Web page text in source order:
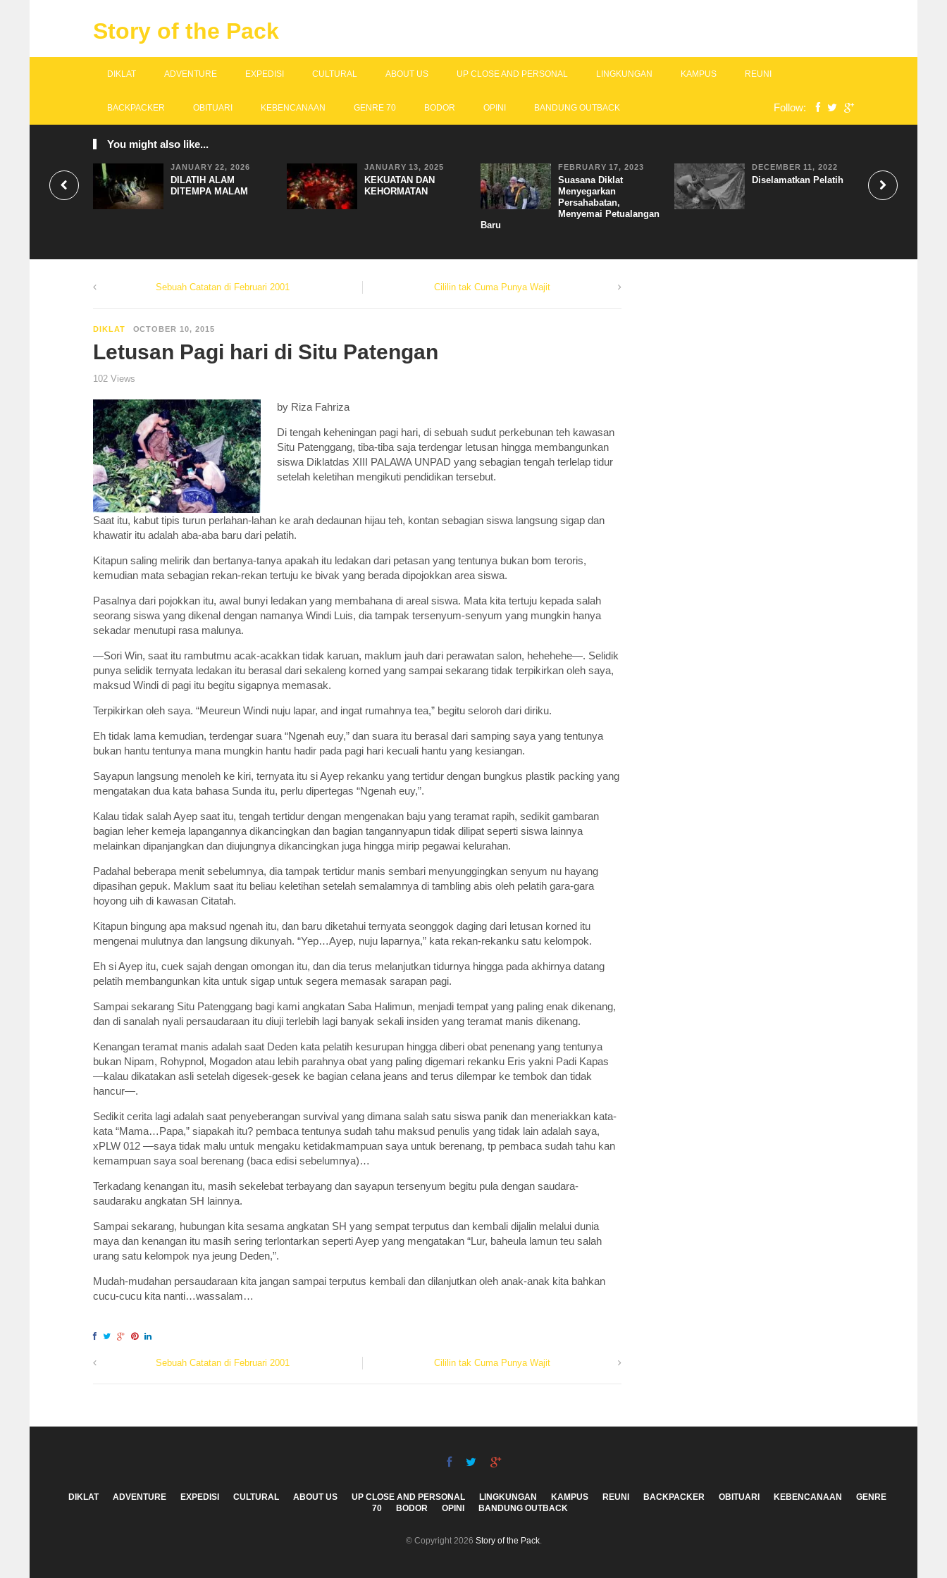
Story of the Pack
DIKLAT ADVENTURE EXPEDISI CULTURAL ABOUT US UP CLOSE AND PERSONAL LINGKUNGAN KAMPUS REUNI
BACKPACKER OBITUARI KEBENCANAAN GENRE 70 BODOR OPINI BANDUNG OUTBACK Follow:
You might also like...
JANUARY 22, 2026
DILATIH ALAM
DITEMPA MALAM
JANUARY 13, 2025
KEKUATAN DAN
KEHORMATAN
FEBRUARY 17, 2023
Suasana Diklat
Menyegarkan
Persahabatan,
Menyemai Petualangan
Baru
DECEMBER 11, 2022
Diselamatkan Pelatih
Sebuah Catatan di Februari 2001 Cililin tak Cuma Punya Wajit
DIKLAT OCTOBER 10, 2015
Letusan Pagi hari di Situ Patengan
102 Views
by Riza Fahriza
Di tengah keheningan pagi hari, di sebuah sudut perkebunan teh kawasan
Situ Patenggang, tiba-tiba saja terdengar letusan hingga membangunkan
siswa Diklatdas XIII PALAWA UNPAD yang sebagian tengah terlelap tidur
setelah keletihan mengikuti pendidikan tersebut.
Saat itu, kabut tipis turun perlahan-lahan ke arah dedaunan hijau teh, kontan sebagian siswa langsung sigap dan
khawatir itu adalah aba-aba baru dari pelatih.
Kitapun saling melirik dan bertanya-tanya apakah itu ledakan dari petasan yang tentunya bukan bom teroris,
kemudian mata sebagian rekan-rekan tertuju ke bivak yang berada dipojokkan area siswa.
Pasalnya dari pojokkan itu, awal bunyi ledakan yang membahana di areal siswa. Mata kita tertuju kepada salah
seorang siswa yang dikenal dengan namanya Windi Luis, dia tampak tersenyum-senyum yang mungkin hanya
sekadar menutupi rasa malunya.
—Sori Win, saat itu rambutmu acak-acakkan tidak karuan, maklum jauh dari perawatan salon, hehehehe—. Selidik
punya selidik ternyata ledakan itu berasal dari sekaleng korned yang sampai sekarang tidak terpikirkan oleh saya,
maksud Windi di pagi itu begitu sigapnya memasak.
Terpikirkan oleh saya. “Meureun Windi nuju lapar, and ingat rumahnya tea,” begitu seloroh dari diriku.
Eh tidak lama kemudian, terdengar suara “Ngenah euy,” dan suara itu berasal dari samping saya yang tentunya
bukan hantu tentunya mana mungkin hantu hadir pada pagi hari kecuali hantu yang kesiangan.
Sayapun langsung menoleh ke kiri, ternyata itu si Ayep rekanku yang tertidur dengan bungkus plastik packing yang
mengatakan dua kata bahasa Sunda itu, perlu dipertegas “Ngenah euy,”.
Kalau tidak salah Ayep saat itu, tengah tertidur dengan mengenakan baju yang teramat rapih, sedikit gambaran
bagian leher kemeja lapangannya dikancingkan dan bagian tangannyapun tidak dilipat seperti siswa lainnya
melainkan dipanjangkan dan diujungnya dikancingkan juga hingga mirip pegawai kelurahan.
Padahal beberapa menit sebelumnya, dia tampak tertidur manis sembari menyunggingkan senyum nu hayang
dipasihan gepuk. Maklum saat itu beliau keletihan setelah semalamnya di tambling abis oleh pelatih gara-gara
hoyong uih di kawasan Citatah.
Kitapun bingung apa maksud ngenah itu, dan baru diketahui ternyata seonggok daging dari letusan korned itu
mengenai mulutnya dan langsung dikunyah. “Yep…Ayep, nuju laparnya,” kata rekan-rekanku satu kelompok.
Eh si Ayep itu, cuek sajah dengan omongan itu, dan dia terus melanjutkan tidurnya hingga pada akhirnya datang
pelatih membangunkan kita untuk sigap untuk segera memasak sarapan pagi.
Sampai sekarang Situ Patenggang bagi kami angkatan Saba Halimun, menjadi tempat yang paling enak dikenang,
dan di sanalah nyali persaudaraan itu diuji terlebih lagi banyak sekali insiden yang teramat manis dikenang.
Kenangan teramat manis adalah saat Deden kata pelatih kesurupan hingga diberi obat penenang yang tentunya
bukan Nipam, Rohypnol, Mogadon atau lebih parahnya obat yang paling digemari rekanku Eris yakni Padi Kapas
—kalau dikatakan asli setelah digesek-gesek ke bagian celana jeans and terus dilempar ke tembok dan tidak
hancur—.
Sedikit cerita lagi adalah saat penyeberangan survival yang dimana salah satu siswa panik dan meneriakkan kata-
kata “Mama…Papa,” siapakah itu? pembaca tentunya sudah tahu maksud penulis yang tidak lain adalah saya,
xPLW 012 —saya tidak malu untuk mengaku ketidakmampuan saya untuk berenang, tp pembaca sudah tahu kan
kemampuan saya soal berenang (baca edisi sebelumnya)…
Terkadang kenangan itu, masih sekelebat terbayang dan sayapun tersenyum begitu pula dengan saudara-
saudaraku angkatan SH lainnya.
Sampai sekarang, hubungan kita sesama angkatan SH yang sempat terputus dan kembali dijalin melalui dunia
maya dan kenangan itu masih sering terlontarkan seperti Ayep yang mengatakan “Lur, baheula lamun teu salah
urang satu kelompok nya jeung Deden,”.
Mudah-mudahan persaudaraan kita jangan sampai terputus kembali dan dilanjutkan oleh anak-anak kita bahkan
cucu-cucu kita nanti…wassalam…
Sebuah Catatan di Februari 2001 Cililin tak Cuma Punya Wajit
DIKLAT ADVENTURE EXPEDISI CULTURAL ABOUT US UP CLOSE AND PERSONAL LINGKUNGAN KAMPUS REUNI BACKPACKER OBITUARI KEBENCANAAN
GENRE
70
BODOR OPINI BANDUNG OUTBACK
© Copyright 2026 Story of the Pack.